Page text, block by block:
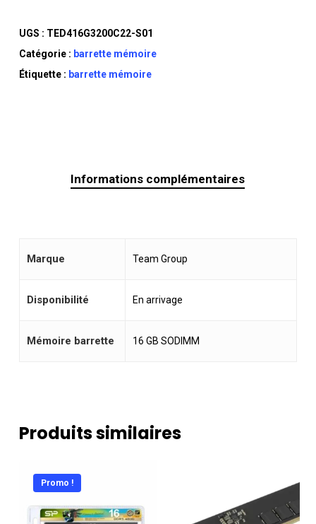
UGS : TED416G3200C22-S01
Catégorie : barrette mémoire
Étiquette : barrette mémoire
Informations complémentaires
Marque Team Group
Disponibilité En arrivage
Mémoire barrette 16 GB SODIMM
Produits similaires
Promo !